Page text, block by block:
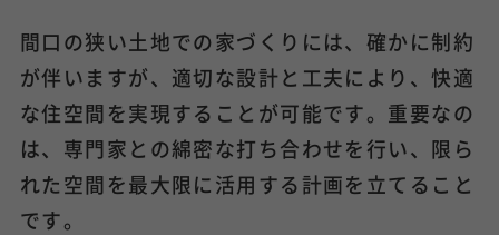
間口の狭い土地での家づくりには、確かに制約
が伴いますが、適切な設計と工夫により、快適
な住空間を実現することが可能です。重要なの
は、専門家との綿密な打ち合わせを行い、限ら
れた空間を最大限に活用する計画を立てること
です。